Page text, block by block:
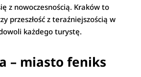
z nowoczesnością. Kraków to
przeszłość z teraźniejszością w
każdego turystę.
– miasto feniks